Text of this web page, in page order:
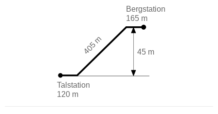
Talstation
120 m
Bergstation
165 m
45 m
405 m